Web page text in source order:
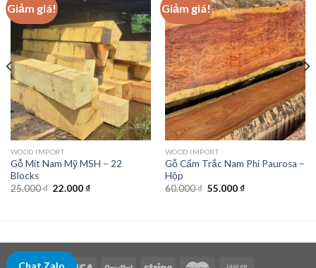
Giảm giá!
WOOD IMPORT
Gỗ Mít Nam Mỹ MSH – 22
Blocks
25.000₫ Giá
22.000₫Giá
Giảm giá!
WOOD IMPORT
Gỗ Cẩm Trắc Nam Phi Paurosa –
Hộp
60.000₫ Giá
55.000₫Giá
Chat Zalo